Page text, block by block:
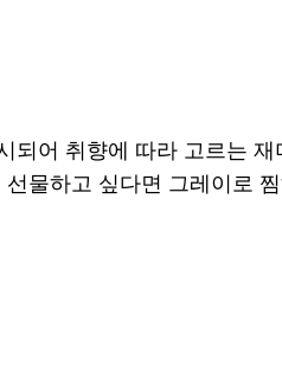
어 취향에 따라 고르는 재
물하고 싶다면 그레이로